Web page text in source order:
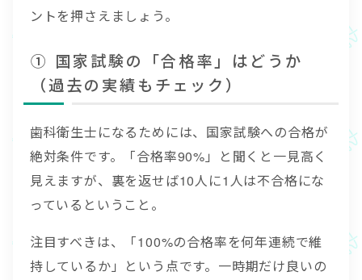
ントを押さえましょう。
① 国家試験の「合格率」はどうか
（過去の実績もチェック）
歯科衛生士になるためには、国家試験への合格が
絶対条件です。「合格率90%」と聞くと一見高く
見えますが、裏を返せば10人に1人は不合格にな
っているということ。
注目すべきは、「100%の合格率を何年連続で維
持しているか」という点です。一時期だけ良いの